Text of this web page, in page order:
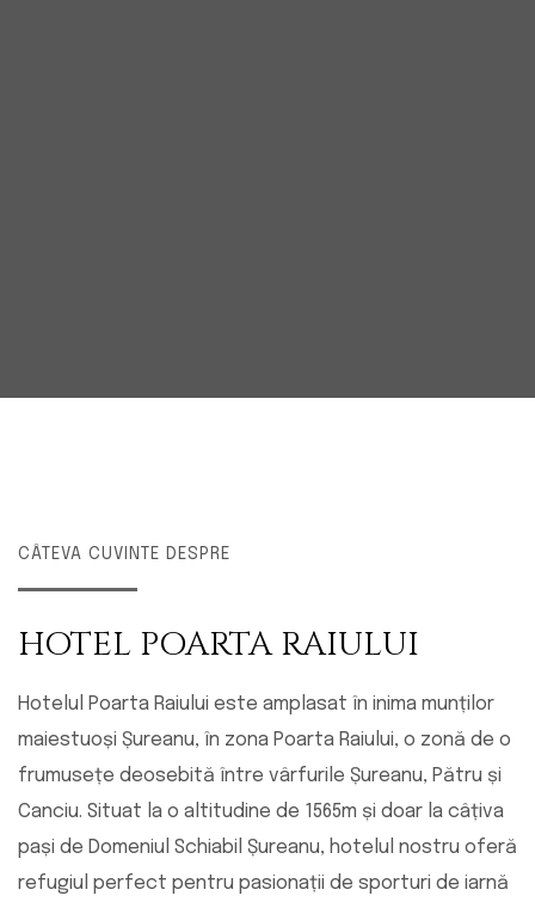
CÂTEVA CUVINTE DESPRE
HOTEL POARTA RAIULUI
Hotelul Poarta Raiului este amplasat în inima munților
maiestuoși Șureanu, în zona Poarta Raiului, o zonă de o
frumusețe deosebită între vârfurile Șureanu, Pătru și
Canciu. Situat la o altitudine de 1565m și doar la câțiva
pași de Domeniul Schiabil Șureanu, hotelul nostru oferă
refugiul perfect pentru pasionații de sporturi de iarnă